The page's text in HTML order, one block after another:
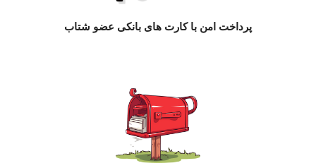
پرداخت امن با کارت های بانکی عضو شتاب